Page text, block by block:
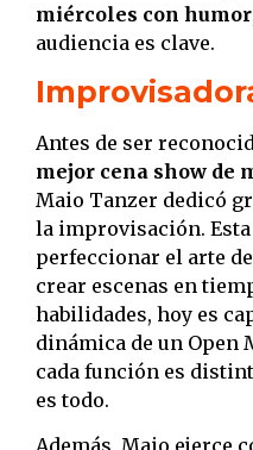
miércoles con humor
audiencia es clave.
Antes de ser
mejor cena show de
Maio Tanzer dedicó
la improvisación.
perfeccionar el arte
crear escenas en
habilidades, hoy es
dinámica de un Open
cada función es
es todo.